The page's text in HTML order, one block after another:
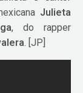
Julieta
, do rapper
. [JP]